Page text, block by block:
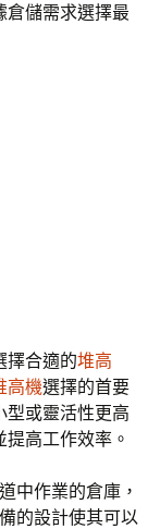
倉儲需求選擇最
擇合適的堆高
高機選擇的首要
型或靈活性更高
高工作效率。
中作業的倉庫，
的設計使其可以